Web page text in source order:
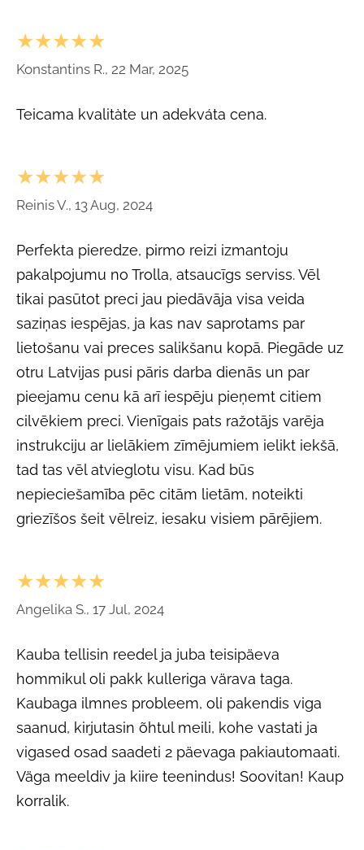
★★★★★
Konstantins R., 22 Mar, 2025
Teicama kvalitàte un adekváta cena.
★★★★★
Reinis V., 13 Aug, 2024
Perfekta pieredze, pirmo reizi izmantoju
pakalpojumu no Trolla, atsaucīgs serviss. Vēl
tikai pasūtot preci jau piedāvāja visa veida
saziņas iespējas, ja kas nav saprotams par
lietošanu vai preces salikšanu kopā. Piegāde uz
otru Latvijas pusi pāris darba dienās un par
pieejamu cenu kā arī iespēju pieņemt citiem
cilvēkiem preci. Vienīgais pats ražotājs varēja
instrukciju ar lielākiem zīmējumiem ielikt iekšā,
tad tas vēl atvieglotu visu. Kad būs
nepieciešamība pēc citām lietām, noteikti
griezīšos šeit vēlreiz, iesaku visiem pārējiem.
★★★★★
Angelika S., 17 Jul, 2024
Kauba tellisin reedel ja juba teisipäeva
hommikul oli pakk kulleriga värava taga.
Kaubaga ilmnes probleem, oli pakendis viga
saanud, kirjutasin õhtul meili, kohe vastati ja
vigased osad saadeti 2 päevaga pakiautomaati.
Väga meeldiv ja kiire teenindus! Soovitan! Kaup
korralik.